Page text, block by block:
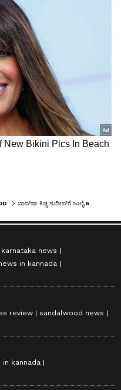
karnataka news
in kannada
review
sandalwood news
kannada